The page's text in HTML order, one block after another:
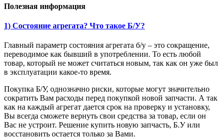
Полезная информация
1) Состояние агрегата? Что такое Б/У?
Главный параметр состояния агрегата б/у – это сокращение,
переводимое как бывший в употреблении. То есть любой
товар, который не может считаться новым, так как он уже был
в эксплуатации какое-то время.
Покупка Б/У, однозначно риски, которые могут значительно
сократить Вам расходы перед покупкой новой запчасти. А так
как на каждый агрегат дается срок на проверку и установку,
Вы всегда сможете вернуть свои средства за товар, если он
Вас не устроит. Решение купить новую запчасть, Б.У или
восстановить остается только за Вами.